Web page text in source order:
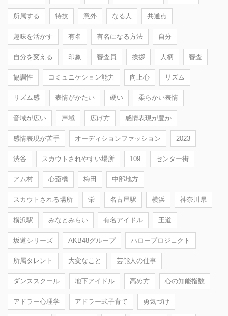
所属する 特技 意外 なる人 共通点
趣味を活かす 有名 有名になる方法 自分
自分を変える 印象 審査員 挨拶 人柄 審査
協調性 コミュニケション能力 向上心 リズム
リズム感 表情がかたい 硬い 柔らかい表情
音域が広い 声域 広げ方 感情表現が豊か
感情表現が苦手 オーディションファッション 2023
渋谷 スカウトされやすい場所 109 センター街
アム村 心斎橋 梅田 中部地方
スカウトされる場所 栄 名古屋駅 横浜 神奈川県
横浜駅 みなとみらい 有名アイドル 王道
坂道シリーズ AKB48グループ ハロープロジェクト
所属タレント 大変なこと 芸能人の仕事
ダンススクール 地下アイドル 高め方 心の知能指数
アドラー心理学 アドラー式子育て 勇気づけ